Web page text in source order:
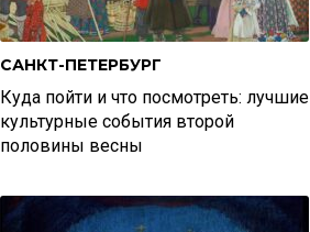
САНКТ-ПЕТЕРБУРГ
Куда пойти и что посмотреть: лучшие
культурные события второй
половины весны